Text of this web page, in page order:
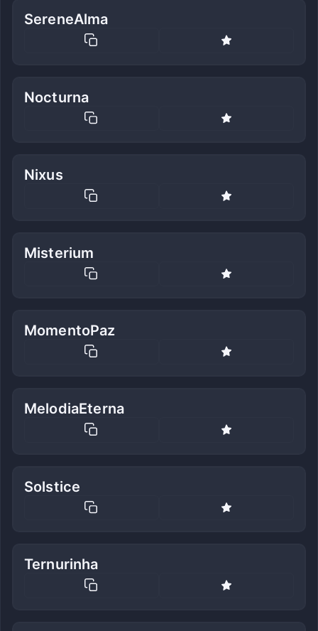
SereneAlma
Nocturna
Nixus
Misterium
MomentoPaz
MelodiaEterna
Solstice
Ternurinha